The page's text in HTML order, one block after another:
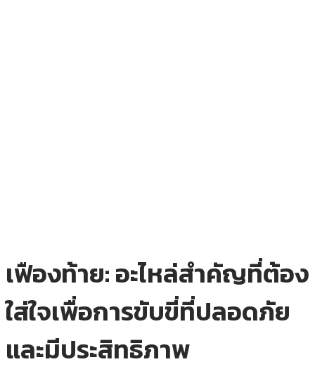
เฟืองท้าย: อะไหล่สำคัญที่ต้อง
ใส่ใจเพื่อการขับขี่ที่ปลอดภัย
และมีประสิทธิภาพ